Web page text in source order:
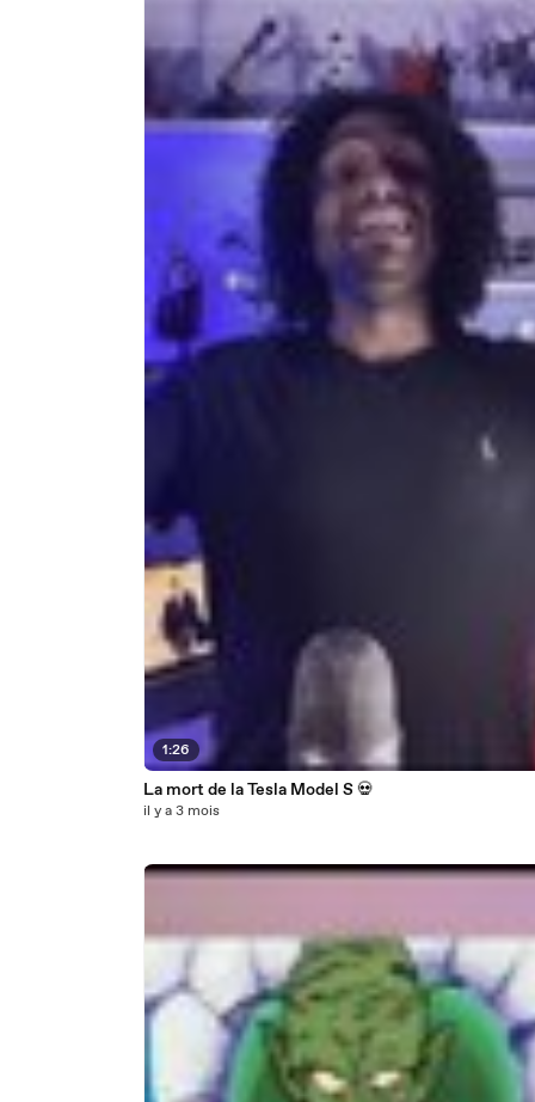
1:26
La mort de la Tesla Model S 💀
il y a 3 mois